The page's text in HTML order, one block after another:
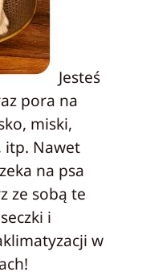
Jesteś
pora na
miski,
itp. Nawet
na psa
ze sobą te
i
w